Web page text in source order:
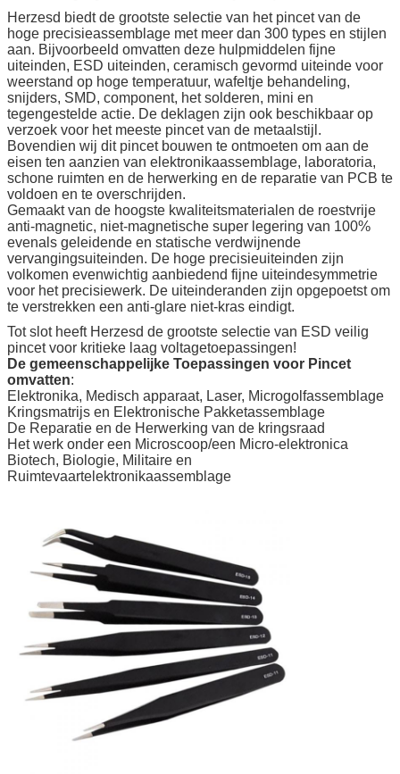
Herzesd biedt de grootste selectie van het pincet van de
hoge precisieassemblage met meer dan 300 types en stijlen
aan. Bijvoorbeeld omvatten deze hulpmiddelen fijne
uiteinden, ESD uiteinden, ceramisch gevormd uiteinde voor
weerstand op hoge temperatuur, wafeltje behandeling,
snijders, SMD, component, het solderen, mini en
tegengestelde actie. De deklagen zijn ook beschikbaar op
verzoek voor het meeste pincet van de metaalstijl.
Bovendien wij dit pincet bouwen te ontmoeten om aan de
eisen ten aanzien van elektronikaassemblage, laboratoria,
schone ruimten en de herwerking en de reparatie van PCB te
voldoen en te overschrijden.
Gemaakt van de hoogste kwaliteitsmaterialen de roestvrije
anti-magnetic, niet-magnetische super legering van 100%
evenals geleidende en statische verdwijnende
vervangingsuiteinden. De hoge precisieuiteinden zijn
volkomen evenwichtig aanbiedend fijne uiteindesymmetrie
voor het precisiewerk. De uiteinderanden zijn opgepoetst om
te verstrekken een anti-glare niet-kras eindigt.
Tot slot heeft Herzesd de grootste selectie van ESD veilig
pincet voor kritieke laag voltagetoepassingen!
De gemeenschappelijke Toepassingen voor Pincet
omvatten:
Elektronika, Medisch apparaat, Laser, Microgolfassemblage
Kringsmatrijs en Elektronische Pakketassemblage
De Reparatie en de Herwerking van de kringsraad
Het werk onder een Microscoop/een Micro-elektronica
Biotech, Biologie, Militaire en
Ruimtevaartelektronikaassemblage